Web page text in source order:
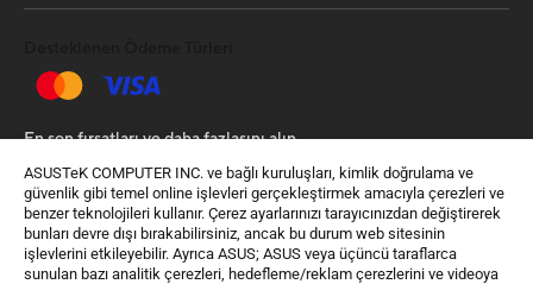
ASUSTeK COMPUTER INC. ve bağlı kuruluşları, kimlik doğrulama ve
güvenlik gibi temel online işlevleri gerçekleştirmek amacıyla çerezleri ve
benzer teknolojileri kullanır. Çerez ayarlarınızı tarayıcınızdan değiştirerek
bunları devre dışı bırakabilirsiniz, ancak bu durum web sitesinin
işlevlerini etkileyebilir. Ayrıca ASUS; ASUS veya üçüncü taraflarca
sunulan bazı analitik çerezleri, hedefleme/reklam çerezlerini ve videoya
En son fırsatları ve daha fazlasını alın
Kayıt Ol